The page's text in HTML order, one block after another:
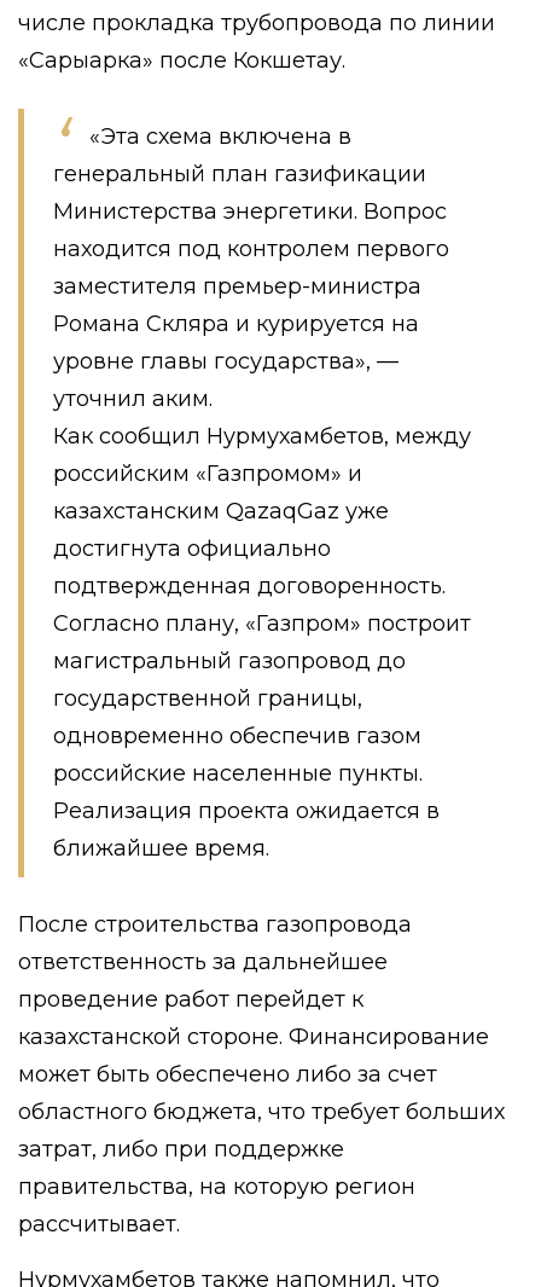
числе прокладка трубопровода по линии
«Сарыарка» после Кокшетау.
«Эта схема включена в
генеральный план газификации
Министерства энергетики. Вопрос
находится под контролем первого
заместителя премьер-министра
Романа Скляра и курируется на
уровне главы государства», —
уточнил аким.
Как сообщил Нурмухамбетов, между
российским «Газпромом» и
казахстанским QazaqGaz уже
достигнута официально
подтвержденная договоренность.
Согласно плану, «Газпром» построит
магистральный газопровод до
государственной границы,
одновременно обеспечив газом
российские населенные пункты.
Реализация проекта ожидается в
ближайшее время.
После строительства газопровода
ответственность за дальнейшее
проведение работ перейдет к
казахстанской стороне. Финансирование
может быть обеспечено либо за счет
областного бюджета, что требует больших
затрат, либо при поддержке
правительства, на которую регион
рассчитывает.
Нурмухамбетов также напомнил, что